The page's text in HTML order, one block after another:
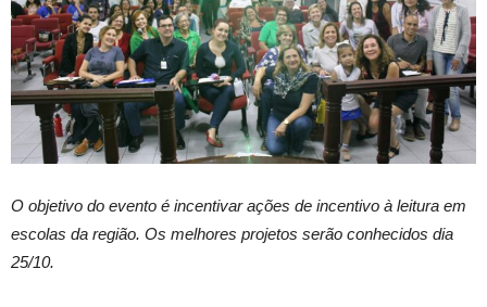
O objetivo do evento é incentivar ações de incentivo à leitura em
escolas da região. Os melhores projetos serão conhecidos dia
25/10.